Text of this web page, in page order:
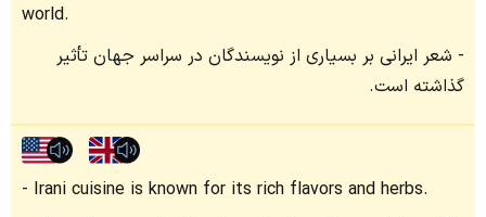
world.
شعر ایرانی بر بسیاری از نویسندگان در سراسر جهان تأثیر
گذاشته است.
Irani cuisine is known for its rich flavors and herbs.